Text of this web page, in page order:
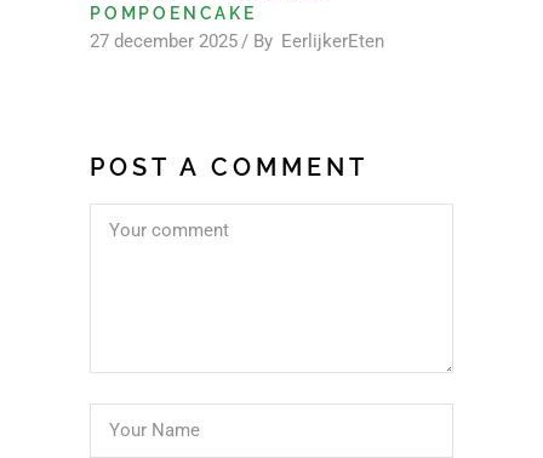
POMPOENCAKE
27 december 2025 By EerlijkerEten
POST A COMMENT